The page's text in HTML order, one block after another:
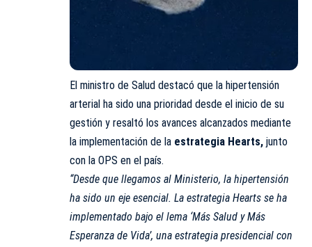
El ministro de Salud destacó que la hipertensión
arterial ha sido una prioridad desde el inicio de su
gestión y resaltó los avances alcanzados mediante
la implementación de la estrategia Hearts, junto
con la OPS en el país.
“Desde que llegamos al Ministerio, la hipertensión
ha sido un eje esencial. La estrategia Hearts se ha
implementado bajo el lema ‘Más Salud y Más
Esperanza de Vida’, una estrategia presidencial con